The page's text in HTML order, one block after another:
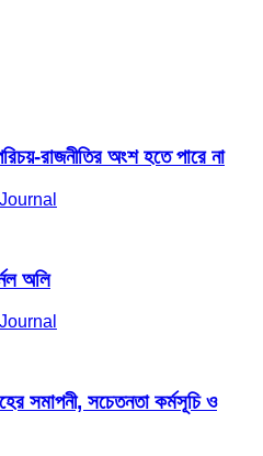
রাজনীতির অংশ হতে পারে না
অলি
সমাপনী, সচেতনতা কর্মসূচি ও